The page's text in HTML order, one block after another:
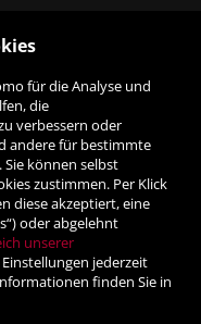
für die Analyse und
die
verbessern oder
andere für bestimmte
können selbst
zustimmen. Per Klick
diese akzeptiert, eine
oder abgelehnt
unserer
jederzeit
finden Sie in